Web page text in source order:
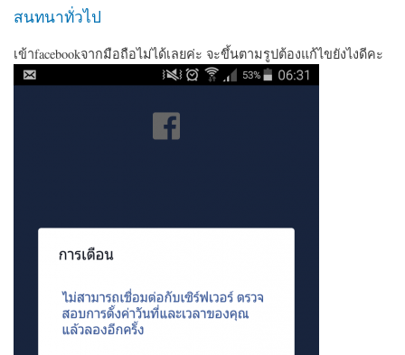
สนทนาทั่วไป
เข้าfacebookจากมือถือไม่ได้เลยค่ะ จะขึ้นตามรูปต้องแก้ไขยังไงดีคะ